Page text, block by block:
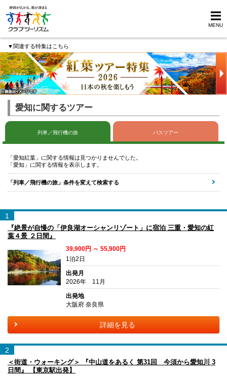
MENU
▼関連する特集はこちら
愛知に関するツアー
列車／飛行機の旅 バスツアー
「愛知紅葉」に関する情報は見つかりませんでした。
「愛知」に関する情報を表示します。
「列車／飛行機の旅」条件を変えて検索する
1
『絶景が自慢の「伊良湖オーシャンリゾート」に宿泊 三重・愛知の紅
葉４景 ２日間』
39,900円 ～ 55,900円
1泊2日
出発月
2026年 11月
出発地
大阪府 奈良県
詳細を見る
2
＜街道・ウォーキング＞ 『中山道をあるく 第31回 今須から愛知川 3
日間』 【東京駅出発】